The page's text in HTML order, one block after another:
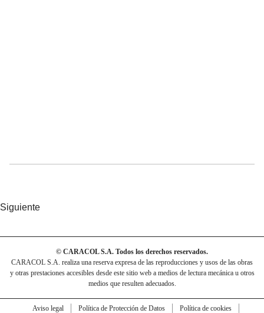
Siguiente
© CARACOL S.A. Todos los derechos reservados.
CARACOL S.A. realiza una reserva expresa de las reproducciones y usos de las obras
y otras prestaciones accesibles desde este sitio web a medios de lectura mecánica u otros
medios que resulten adecuados.
Aviso legal Política de Protección de Datos
Política de cookies